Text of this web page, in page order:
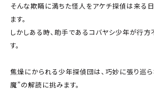
そんな欺瞞に満ちた怪人をアケチ探偵は来る
ます。
しかしある時、助手であるコバヤシ少年が行方
す。
焦燥にかられる少年探偵団は、巧妙に張り巡
魔”の解読に挑みます。